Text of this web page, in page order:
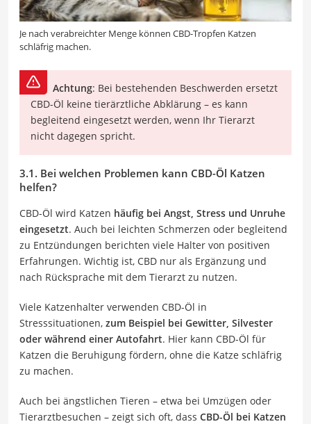
Je nach verabreichter Menge können CBD-Tropfen Katzen
schläfrig machen.
Achtung: Bei bestehenden Beschwerden ersetzt
CBD-Öl keine tierärztliche Abklärung – es kann
begleitend eingesetzt werden, wenn Ihr Tierarzt
nicht dagegen spricht.
3.1. Bei welchen Problemen kann CBD-Öl Katzen
helfen?
CBD-Öl wird Katzen häufig bei Angst, Stress und Unruhe
eingesetzt. Auch bei leichten Schmerzen oder begleitend
zu Entzündungen berichten viele Halter von positiven
Erfahrungen. Wichtig ist, CBD nur als Ergänzung und
nach Rücksprache mit dem Tierarzt zu nutzen.
Viele Katzenhalter verwenden CBD-Öl in
Stresssituationen, zum Beispiel bei Gewitter, Silvester
oder während einer Autofahrt. Hier kann CBD-Öl für
Katzen die Beruhigung fördern, ohne die Katze schläfrig
zu machen.
Auch bei ängstlichen Tieren – etwa bei Umzügen oder
Tierarztbesuchen – zeigt sich oft, dass CBD-Öl bei Katzen